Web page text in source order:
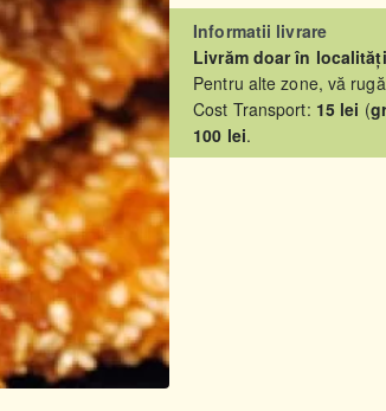
Informatii livrare
Livrăm doar în
Pentru alte zone, vă
Cost Transport: 15 lei (
100 lei.